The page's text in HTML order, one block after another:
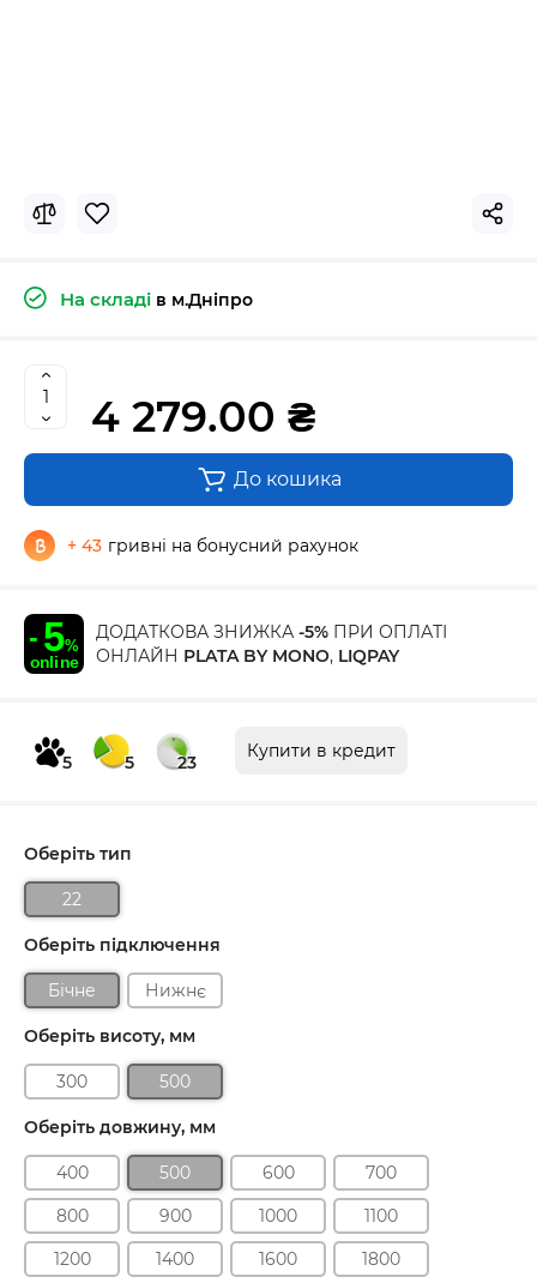
На складі в м.Дніпро
4 279.00 ₴
До кошика
+ 43 гривні на бонусний рахунок
ДОДАТКОВА ЗНИЖКА -5% ПРИ ОПЛАТІ
ОНЛАЙН PLATA BY MONO, LIQPAY
5 5 23
Купити в кредит
Оберіть тип
22
Оберіть підключення
Бічне Нижнє
Оберіть висоту, мм
300 500
Оберіть довжину, мм
400 500 600
700
800
900 1000
1100
1200
1400 1600
1800